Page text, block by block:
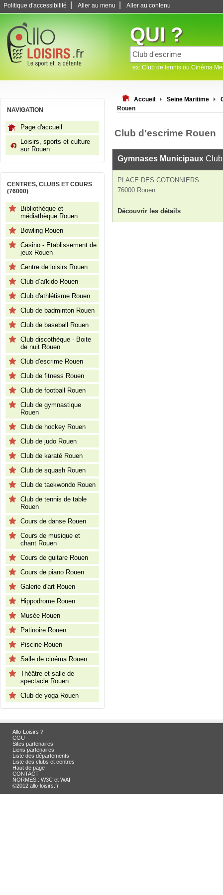
Politique d'accessibilité Aller au menu Aller au contenu
QUI ?
ex: Club de tennis ou Cinéma
NAVIGATION
Page d'accueil
Loisirs, sports et culture
sur Rouen
CENTRES, CLUBS ET COURS
(76000)
Bibliothèque et
médiathèque Rouen
Bowling Rouen
Casino - Etablissement de
jeux Rouen
Centre de loisirs Rouen
Club d’aïkido Rouen
Club d'athlétisme Rouen
Club de badminton Rouen
Club de baseball Rouen
Club discothèque - Boite
de nuit Rouen
Club d'escrime Rouen
Club de fitness Rouen
Club de football Rouen
Club de gymnastique
Rouen
Club de hockey Rouen
Club de judo Rouen
Club de karaté Rouen
Club de squash Rouen
Club de taekwondo Rouen
Club de tennis de table
Rouen
Cours de danse Rouen
Cours de musique et
chant Rouen
Cours de guitare Rouen
Cours de piano Rouen
Galerie d'art Rouen
Hippodrome Rouen
Musée Rouen
Patinoire Rouen
Piscine Rouen
Salle de cinéma Rouen
Théâtre et salle de
spectacle Rouen
Club de yoga Rouen
Accueil Seine Maritime
Rouen
Club d'escrime Rouen
Gymnases Municipaux
PLACE DES COTONNIERS
76000 Rouen
Découvrir les détails
Allo-Loisirs ?
CGU
Sites partenaires
Liens partenaires
Liste des départements
Liste des clubs et centres
Haut de page
CONTACT
NORMES : W3C et WAI
©2012 allo-loisirs.fr